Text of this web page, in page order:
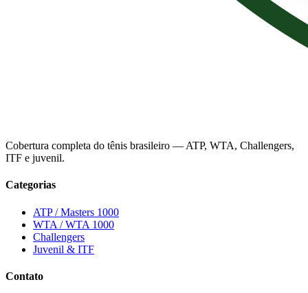
Cobertura completa do tênis brasileiro — ATP, WTA, Challengers,
ITF e juvenil.
Categorias
ATP / Masters 1000
WTA / WTA 1000
Challengers
Juvenil & ITF
Contato